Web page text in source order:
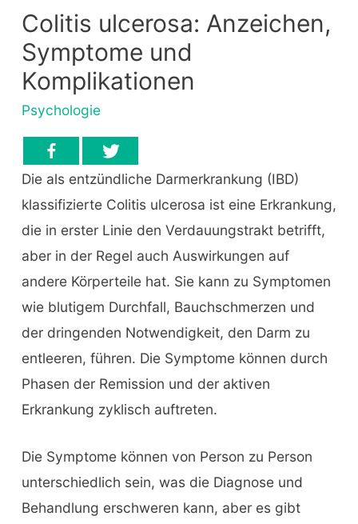
Colitis ulcerosa: Anzeichen,
Symptome und
Komplikationen
Psychologie
Die als entzündliche Darmerkrankung (IBD)
klassifizierte Colitis ulcerosa ist eine Erkrankung,
die in erster Linie den Verdauungstrakt betrifft,
aber in der Regel auch Auswirkungen auf
andere Körperteile hat. Sie kann zu Symptomen
wie blutigem Durchfall, Bauchschmerzen und
der dringenden Notwendigkeit, den Darm zu
entleeren, führen. Die Symptome können durch
Phasen der Remission und der aktiven
Erkrankung zyklisch auftreten.
Die Symptome können von Person zu Person
unterschiedlich sein, was die Diagnose und
Behandlung erschweren kann, aber es gibt